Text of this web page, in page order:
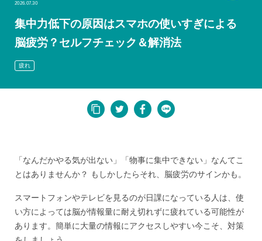
2026.07.30
集中力低下の原因はスマホの使いすぎによる
脳疲労？セルフチェック＆解消法
疲れ
「なんだかやる気が出ない」「物事に集中できない」なんてこ
とはありませんか？ もしかしたらそれ、脳疲労のサインかも。
スマートフォンやテレビを見るのが日課になっている人は、使
い方によっては脳が情報量に耐え切れずに疲れている可能性が
あります。簡単に大量の情報にアクセスしやすい今こそ、対策